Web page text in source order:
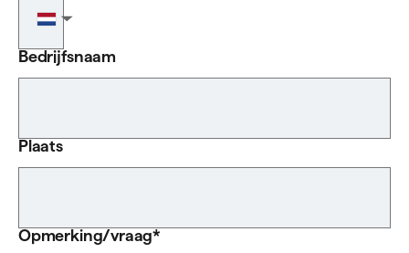
▼
Bedrijfsnaam
Plaats
Opmerking/vraag